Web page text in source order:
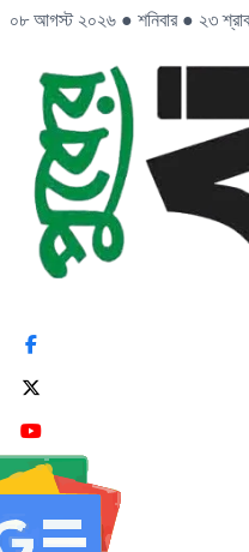
০৮ আগস্ট ২০২৬ ● শনিবার ● ২৩